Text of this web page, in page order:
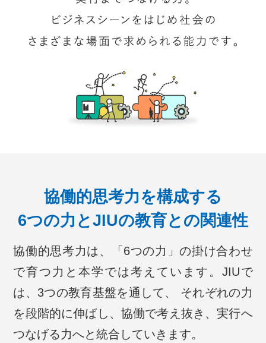
協働的思考力を構成する
6つの力とJIUの教育との関連性
協働的思考力は、「6つの力」の掛け合わせ
で育つ力と本学では考えています。JIUで
は、3つの教育基盤を通して、
それぞれの力
を段階的に伸ばし、協働で考え抜き、実行へ
つなげる力へと統合していきます。